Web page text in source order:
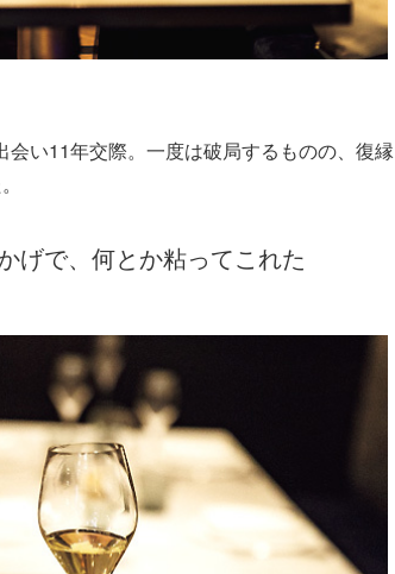
い11年交際。一度は破局するものの、復縁
げで、何とか粘ってこれた